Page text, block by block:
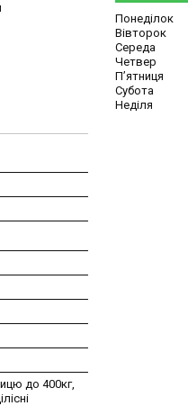
до 400кг,
Понеділок
Вівторок
Середа
Четвер
Пʼятниця
Субота
Неділя